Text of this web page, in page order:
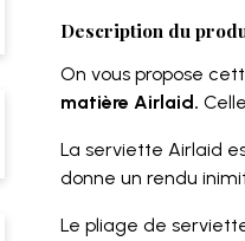
Description du
On vous propose
matière Airlaid.
La serviette Airlaid
donne un rendu
Le pliage de